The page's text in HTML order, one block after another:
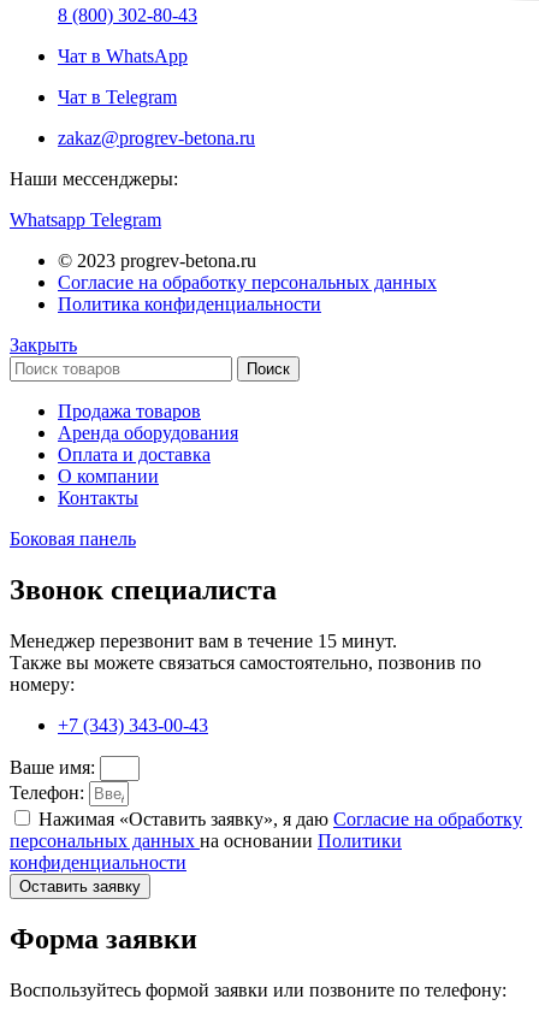
8 (800) 302-80-43
Чат в WhatsApp
Чат в Telegram
zakaz@progrev-betona.ru
Наши мессенджеры:
Whatsapp Telegram
© 2023 progrev-betona.ru
Согласие на обработку персональных данных
Политика конфиденциальности
Закрыть
Поиск
Продажа товаров
Аренда оборудования
Оплата и доставка
О компании
Контакты
Боковая панель
Звонок специалиста
Менеджер перезвонит вам в течение 15 минут.
Также вы можете связаться самостоятельно, позвонив по
номеру:
+7 (343) 343-00-43
Ваше имя:
Телефон:
Нажимая «Оставить заявку», я даю Согласие на обработку
персональных данных на основании Политики
конфиденциальности
Оставить заявку
Форма заявки
Воспользуйтесь формой заявки или позвоните по телефону: